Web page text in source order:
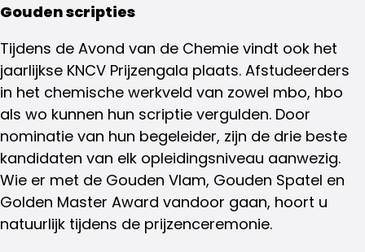
Gouden scripties
Tijdens de Avond van de Chemie vindt ook het
jaarlijkse KNCV Prijzengala plaats. Afstudeerders
in het chemische werkveld van zowel mbo, hbo
als wo kunnen hun scriptie vergulden. Door
nominatie van hun begeleider, zijn de drie beste
kandidaten van elk opleidingsniveau aanwezig.
Wie er met de Gouden Vlam, Gouden Spatel en
Golden Master Award vandoor gaan, hoort u
natuurlijk tijdens de prijzenceremonie.